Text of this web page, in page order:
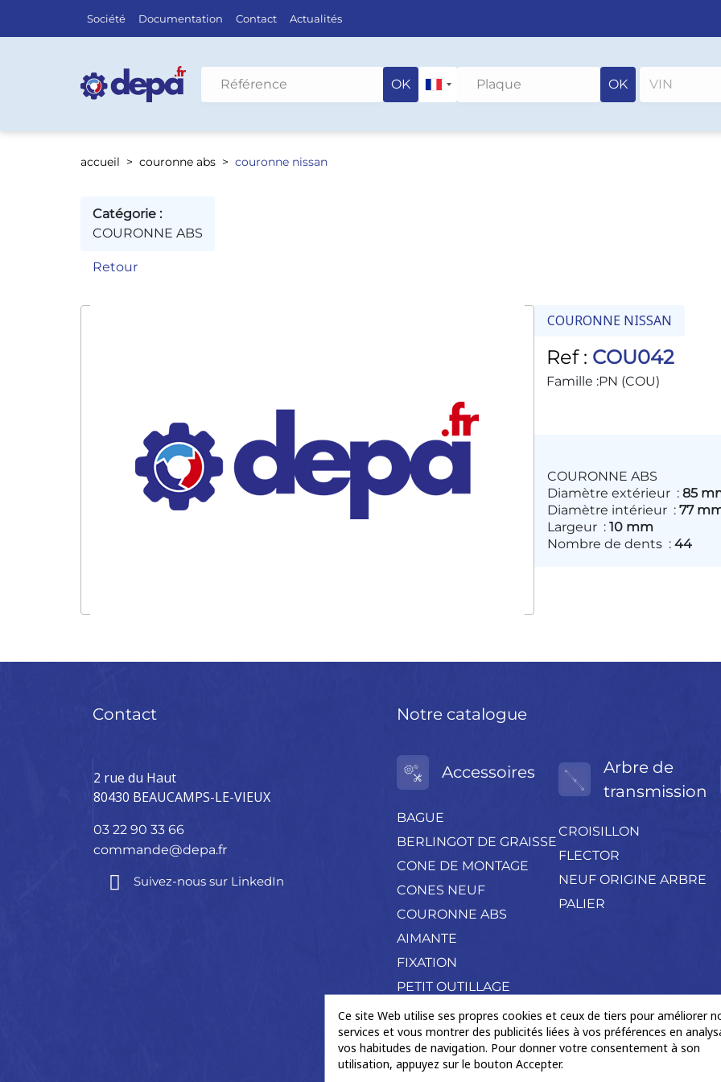
Société Documentation Contact Actualités
Ce site Web utilise ses propres cookies et ceux de tiers pour améliorer
services et vous montrer des publicités liées à vos préférences en
vos habitudes de navigation. Pour donner votre consentement à son
utilisation, appuyez sur le bouton Accepter.
OK OK
Rechercher par véhicule
accueil couronne abs couronne nissan
Catégorie :
COURONNE ABS
Retour
COURONNE NISSAN
Ref : COU042
Famille :PN (COU)
COURONNE ABS
Diamètre extérieur : 85
Diamètre intérieur : 77
Largeur : 10 mm
Nombre de dents : 44
Contact
2 rue du Haut
80430 BEAUCAMPS-LE-VIEUX
03 22 90 33 66
commande@depa.fr
Suivez-nous sur LinkedIn
Notre catalogue
Accessoires
BAGUE
BERLINGOT DE GRAISSE
CONE DE MONTAGE
CONES NEUF
COURONNE ABS
AIMANTE
FIXATION
PETIT OUTILLAGE
POCHETTE
ACCESSOIRES
Produits négoce divers
Arbre de
transmission
CROISILLON
FLECTOR
NEUF ORIGINE ARBRE
PALIER